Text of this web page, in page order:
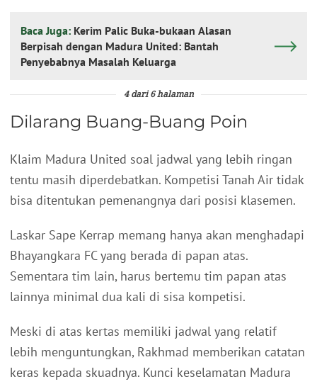
Baca Juga: Kerim Palic Buka-bukaan Alasan
Berpisah dengan Madura United: Bantah
Penyebabnya Masalah Keluarga
4 dari 6 halaman
Dilarang Buang-Buang Poin
Klaim Madura United soal jadwal yang lebih ringan
tentu masih diperdebatkan. Kompetisi Tanah Air tidak
bisa ditentukan pemenangnya dari posisi klasemen.
Laskar Sape Kerrap memang hanya akan menghadapi
Bhayangkara FC yang berada di papan atas.
Sementara tim lain, harus bertemu tim papan atas
lainnya minimal dua kali di sisa kompetisi.
Meski di atas kertas memiliki jadwal yang relatif
lebih menguntungkan, Rakhmad memberikan catatan
keras kepada skuadnya. Kunci keselamatan Madura